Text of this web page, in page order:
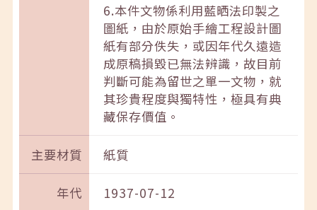
6.本件文物係利用藍晒法印製之
圖紙，由於原始手繪工程設計圖
紙有部分佚失，或因年代久遠造
成原稿損毀已無法辨識，故目前
判斷可能為留世之單一文物，就
其珍貴程度與獨特性，極具有典
藏保存價值。
主要材質 紙質
年代 1937-07-12